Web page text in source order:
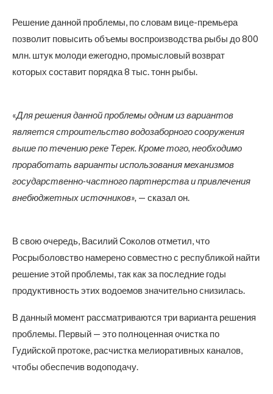
Решение данной проблемы, по словам вице-премьера
позволит повысить объемы воспроизводства рыбы до 800
млн. штук молоди ежегодно, промысловый возврат
которых составит порядка 8 тыс. тонн рыбы.
«Для решения данной проблемы одним из вариантов
является строительство водозаборного сооружения
выше по течению реке Терек. Кроме того, необходимо
проработать варианты использования механизмов
государственно-частного партнерства и привлечения
внебюджетных источников», — сказал он.
В свою очередь, Василий Соколов отметил, что
Росрыболовство намерено совместно с республикой найти
решение этой проблемы, так как за последние годы
продуктивность этих водоемов значительно снизилась.
В данный момент рассматриваются три варианта решения
проблемы. Первый — это полноценная очистка по
Гудийской протоке, расчистка мелиоративных каналов,
чтобы обеспечив водоподачу.